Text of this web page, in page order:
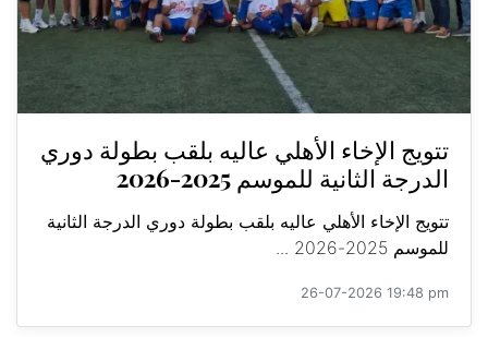
تتويج الإخاء الأهلي عاليه بلقب بطولة دوري
الدرجة الثانية للموسم 2025-2026
تتويج الإخاء الأهلي عاليه بلقب بطولة دوري الدرجة الثانية
للموسم 2025-2026 ...
26-07-2026 19:48 pm